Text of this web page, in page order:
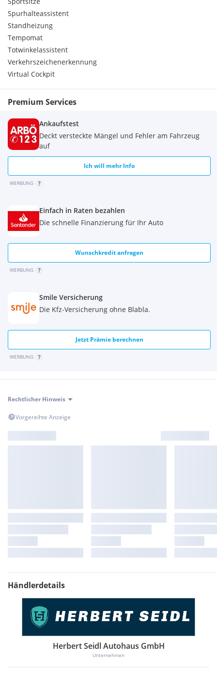
Spurhalteassistent
Standheizung
Tempomat
Totwinkelassistent
Verkehrszeichenerkennung
Virtual Cockpit
Premium Services
Ankaufstest
Deckt versteckte Mängel und Fehler am Fahrzeug
auf
Ich will mehr Info
WERBUNG
Einfach in Raten bezahlen
Die schnelle Finanzierung für Ihr Auto
Wunschkredit anfragen
WERBUNG
Smile Versicherung
Die Kfz-Versicherung ohne Blabla.
Jetzt Prämie berechnen
WERBUNG
Rechtlicher Hinweis
Vorgereihte Anzeige
Händlerdetails
Herbert Seidl Autohaus GmbH
Unternehmen